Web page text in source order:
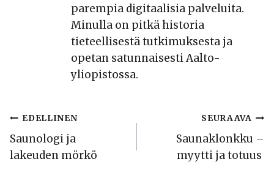
parempia digitaalisia palveluita.
Minulla on pitkä historia
tieteellisestä tutkimuksesta ja
opetan satunnaisesti Aalto-
yliopistossa.
Artikkelien
selaus
EDELLINEN
Saunologi ja
lakeuden mörkö
SEURAAVA
Saunaklonkku –
myytti ja totuus